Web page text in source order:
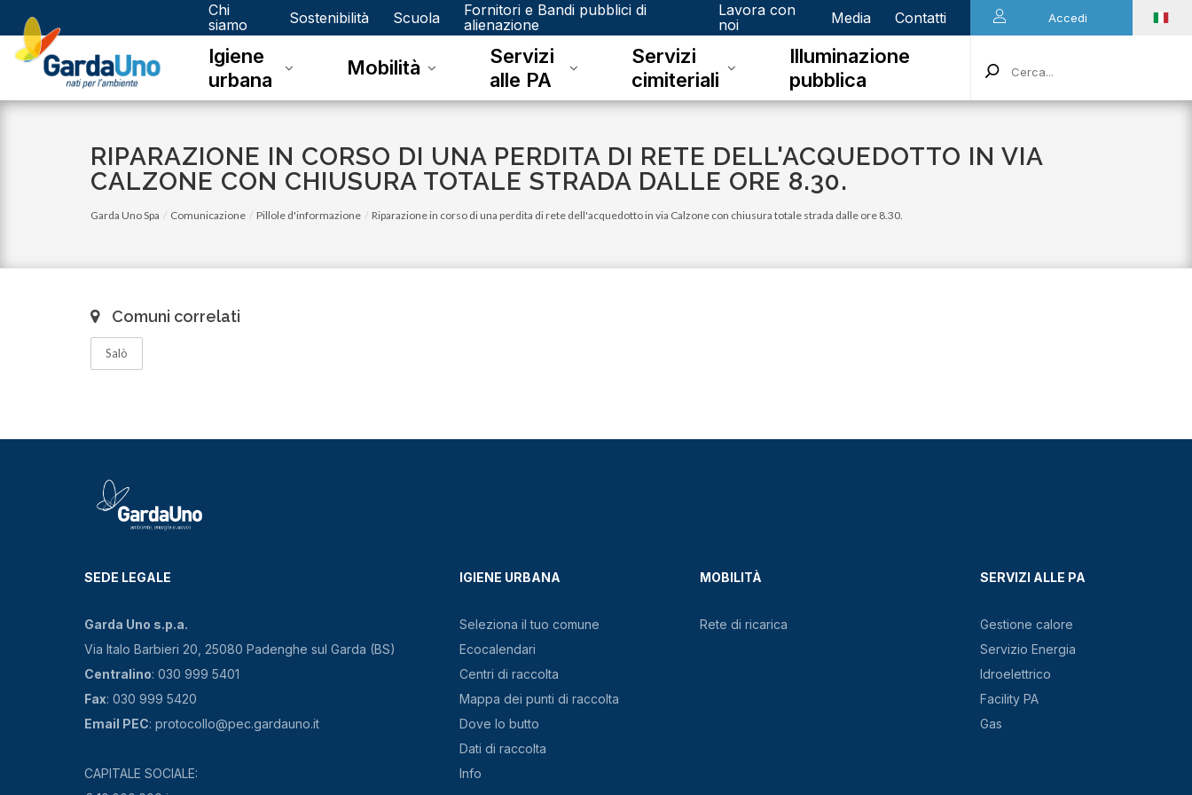
Gardauno
Spa
Chi
siamo
Sostenibilità Scuola
Fornitori e Bandi pubblici di
alienazione
Lavora con
noi
Media Contatti Accedi
Igiene
urbana
Mobilità
Servizi
alle PA
Servizi
cimiteriali
Illuminazione
pubblica
RIPARAZIONE IN CORSO DI UNA PERDITA DI RETE DELL'ACQUEDOTTO IN VIA
CALZONE CON CHIUSURA TOTALE STRADA DALLE ORE 8.30.
Garda Uno Spa Comunicazione Pillole d'informazione Riparazione in corso di una perdita di rete dell'acquedotto in via Calzone con chiusura totale strada dalle ore 8.30.
Comuni correlati
Salò
SEDE LEGALE
Garda Uno s.p.a.
Via Italo Barbieri 20, 25080 Padenghe sul Garda (BS)
Centralino: 030 999 5401
Fax: 030 999 5420
Email PEC: protocollo@pec.gardauno.it
CAPITALE SOCIALE:
IGIENE URBANA
Seleziona il tuo comune
Ecocalendari
Centri di raccolta
Mappa dei punti di raccolta
Dove lo butto
Dati di raccolta
Info
MOBILITÀ
Rete di ricarica
SERVIZI ALLE PA
Gestione calore
Servizio Energia
Idroelettrico
Facility PA
Gas